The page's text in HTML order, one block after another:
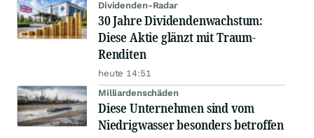
Dividenden-Radar
30 Jahre Dividendenwachstum:
Diese Aktie glänzt mit Traum-
Renditen
heute 14:51
Milliardenschäden
Diese Unternehmen sind vom
Niedrigwasser besonders betroffen